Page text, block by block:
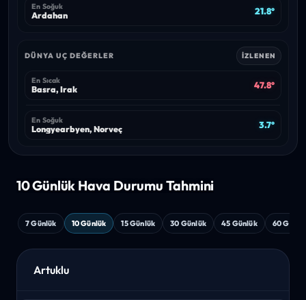
En Soğuk
Ardahan 21.8°
DÜNYA UÇ DEĞERLER İZLENEN
En Sıcak
Basra, Irak 47.8°
En Soğuk
Longyearbyen, Norveç 3.7°
10 Günlük Hava Durumu Tahmini
7 Günlük 10 Günlük 15 Günlük 30 Günlük 45 Günlük 60
Artuklu